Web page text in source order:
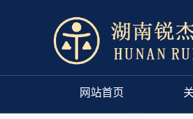
网站首页